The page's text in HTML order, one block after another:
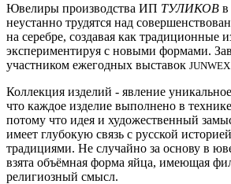
Ювелиры производства ИП ТУЛИКОВ в
неустанно трудятся над
на серебре, создавая как традиционные
экспериментируя с новыми формами.
участником ежегодных выставок JUNWEX.
Коллекция изделий - явление
что каждое изделие выполнено в
потому что идея и художественный
имеет глубокую связь с русской
традициями. Не случайно за основу в
взята объёмная форма яйца, имеющая
религиозный смысл.